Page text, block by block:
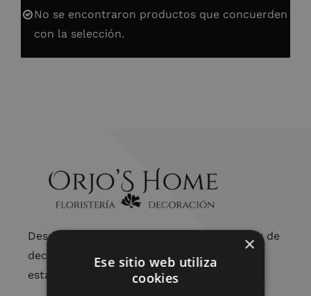
No se encontraron productos que concuerden
con la selección.
Desde arreglos florales únicos hasta piezas de
decoración cuidadosamente seleccionadas,
estamos aquí para embellecer tu vida.
×
Ese sitio web utiliza
cookies